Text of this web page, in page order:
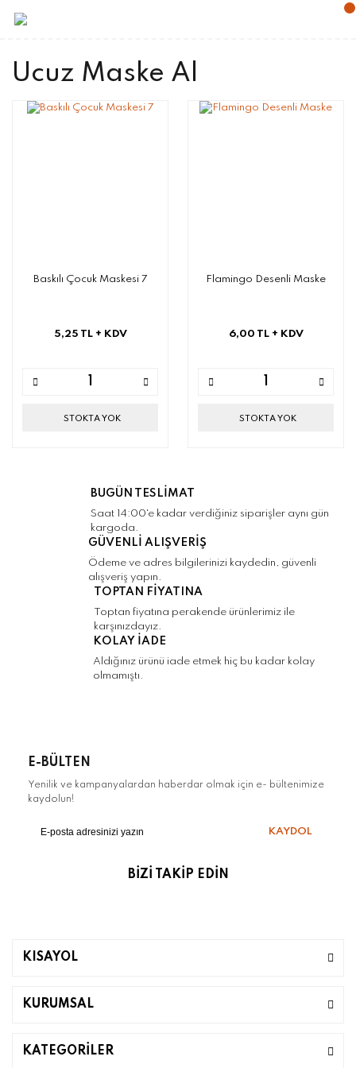
Ucuz Maske Al
Baskılı Çocuk Maskesi 7
5,25 TL + KDV
STOKTA YOK
Flamingo Desenli Maske
6,00 TL + KDV
STOKTA YOK
BUGÜN TESLİMAT
Saat 14:00'e kadar verdiğiniz siparişler aynı gün
kargoda.
GÜVENLİ ALIŞVERİŞ
Ödeme ve adres bilgilerinizi kaydedin, güvenli
alışveriş yapın.
TOPTAN FİYATINA
Toptan fiyatına perakende ürünlerimiz ile
karşınızdayız.
KOLAY İADE
Aldığınız ürünü iade etmek hiç bu kadar kolay
olmamıştı.
E-BÜLTEN
Yenilik ve kampanyalardan haberdar olmak için e- bültenimize
kaydolun!
KAYDOL
BİZİ TAKİP EDİN
KISAYOL
KURUMSAL
KATEGORİLER